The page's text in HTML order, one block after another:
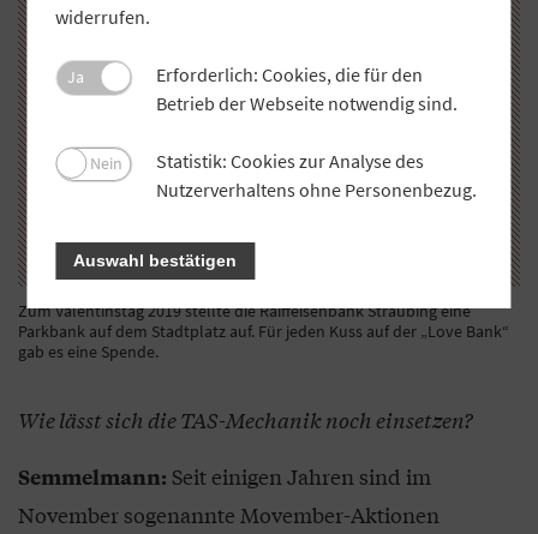
Zum Valentinstag 2019 stellte die Raiffeisenbank Straubing eine
Parkbank auf dem Stadtplatz auf. Für jeden Kuss auf der „Love Bank“
gab es eine Spende.
Wie lässt sich die TAS-Mechanik noch einsetzen?
Semmelmann: Seit einigen Jahren sind im
November sogenannte Movember-Aktionen
widerrufen.
Ja
Erforderlich: Cookies, die für den
Betrieb der Webseite notwendig sind.
Nein
Statistik: Cookies zur Analyse des
Nutzerverhaltens ohne Personenbezug.
Auswahl bestätigen